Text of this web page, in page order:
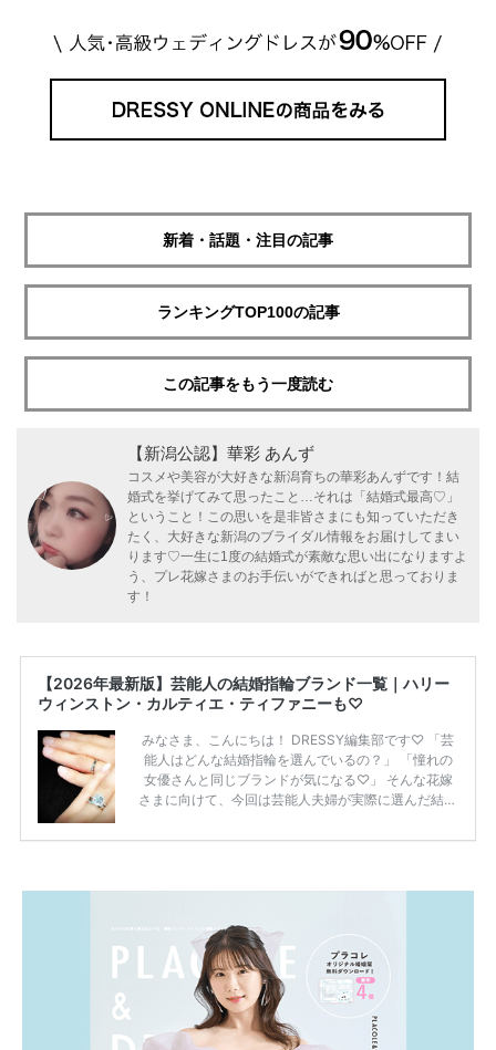
新着・話題・注目の記事
ランキングTOP100の記事
この記事をもう一度読む
【新潟公認】華彩 あんず
コスメや美容が大好きな新潟育ちの華彩あんずです！結
婚式を挙げてみて思ったこと…それは「結婚式最高♡」
ということ！この思いを是非皆さまにも知っていただき
たく、大好きな新潟のブライダル情報をお届けしてまい
ります♡一生に1度の結婚式が素敵な思い出になりますよ
う、プレ花嫁さまのお手伝いができればと思っておりま
す！
【2026年最新版】芸能人の結婚指輪ブランド一覧｜ハリー
ウィンストン・カルティエ・ティファニーも♡
みなさま、こんにちは！ DRESSY編集部です♡ 「芸
能人はどんな結婚指輪を選んでいるの？」 「憧れの
女優さんと同じブランドが気になる♡」 そんな花嫁
さまに向けて、今回は芸能人夫婦が実際に選んだ結婚
ーウィンストンやカルティエ、ティファニーなど世界
説していきます♡ 「芸能人の結婚指輪ってやっぱり
高い？」 「手が届くブランドもある？」 「人気ブラ
[…]続きを読む